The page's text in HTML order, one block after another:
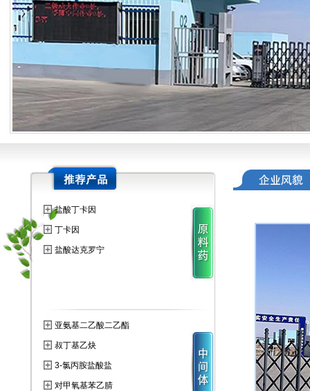
盐酸丁卡因
丁卡因
盐酸达克罗宁
亚氨基二乙酸二乙酯
叔丁基乙炔
3-氯丙胺盐酸盐
对甲氧基苯乙腈